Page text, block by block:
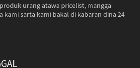
urang atawa pricelist, mangga
kami sarta kami bakal di kabaran dina 24